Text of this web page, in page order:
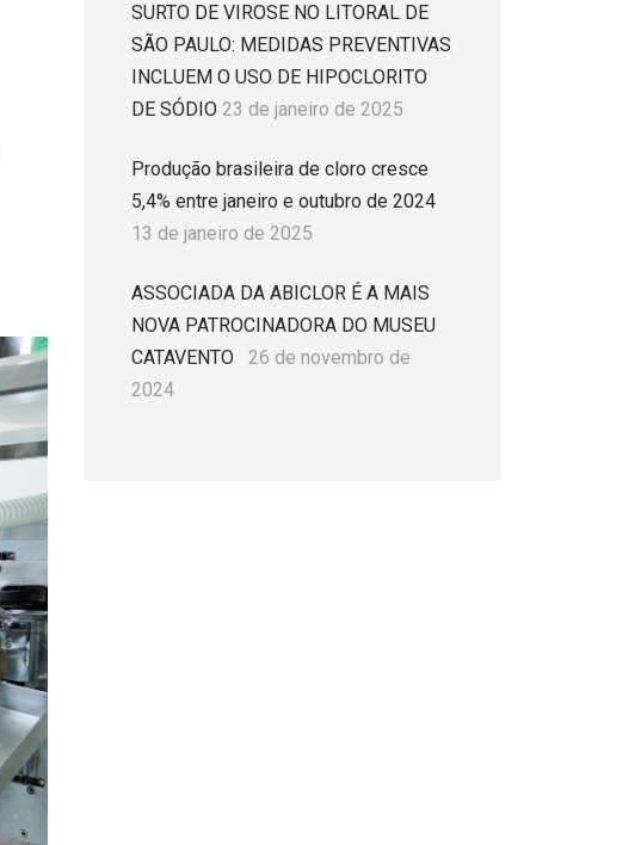
SURTO DE VIROSE NO LITORAL DE
SÃO PAULO: MEDIDAS PREVENTIVAS
INCLUEM O USO DE HIPOCLORITO
DE SÓDIO 23 de janeiro de 2025
Produção brasileira de cloro cresce
5,4% entre janeiro e outubro de 2024
13 de janeiro de 2025
ASSOCIADA DA ABICLOR É A MAIS
NOVA PATROCINADORA DO MUSEU
CATAVENTO
26 de novembro de
2024